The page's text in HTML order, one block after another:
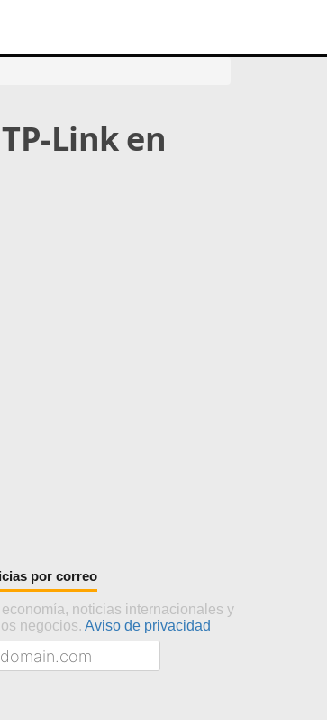
Link en
por correo
noticias internacionales y
negocios. Aviso de privacidad